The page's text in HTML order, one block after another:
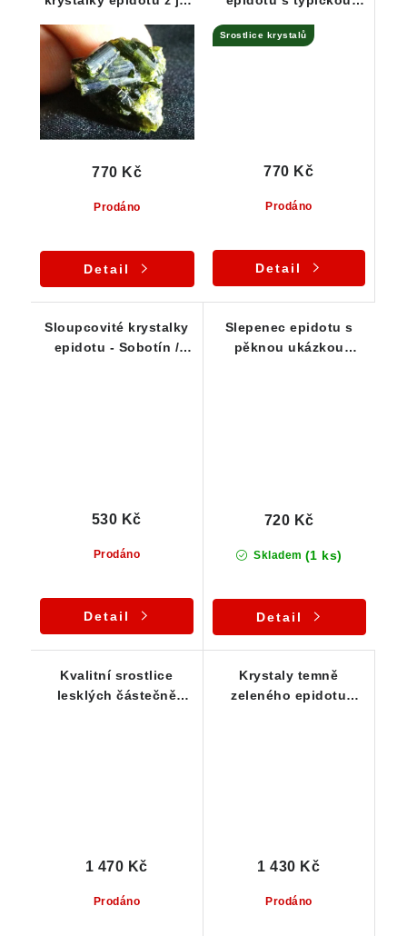
Sobotín
Prodáno
770 Kč
Detail
Srostlice krystalů
Prodáno
770 Kč
Detail
Sloupcovité krystalky
epidotu - Sobotín /
Prodáno
530 Kč
Detail
Slepenec epidotu s
pěknou ukázkou
Skladem (1 ks)
720 Kč
Detail
Kvalitní srostlice
lesklých částečně
Prodáno
1 470 Kč
Krystaly temně
zeleného epidotu
Prodáno
1 430 Kč